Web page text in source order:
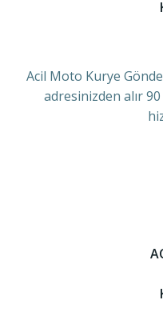
Acil Moto Kurye
adresinizden alır